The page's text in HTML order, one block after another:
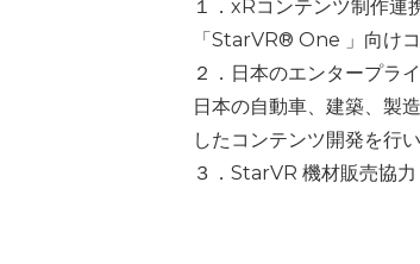
１．xRコンテンツ制作連
「StarVR® One 」向け
２．日本のエンタープラ
日本の自動車、建築、製
したコンテンツ開発を行い
３．StarVR 機材販売協力